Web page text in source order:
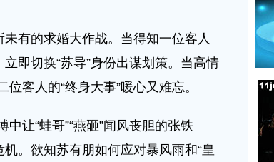
有的求婚大作战。当得知一位客人
即切换“苏导”身份出谋划策。当高情
客人的“终身大事”暖心又难忘。
让“蛙哥”“燕砸”闻风丧胆的张铁
。欲知苏有朋如何应对暴风雨和“皇